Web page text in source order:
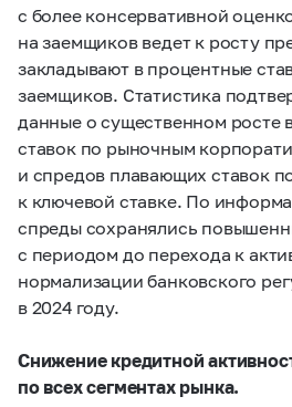
с более консервативной
на заемщиков ведет к росту
закладывают в процентные
заемщиков. Статистика
данные о существенном росте
ставок по рыночным
и спредов плавающих ставок
к ключевой ставке. По
спреды сохранялись
с периодом до перехода к
нормализации банковского
в 2024 году.
Снижение кредитной
по всех сегментах рынка.